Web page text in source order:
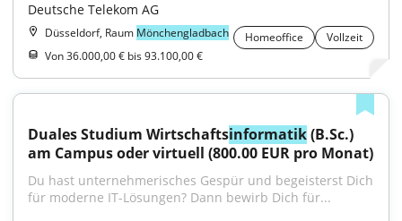
Deutsche Telekom AG
Düsseldorf, Raum Mönchengladbach Homeoffice
Vollzeit
Von 36.000,00 € bis 93.100,00 €
Duales Studium Wirtschaftsinformatik (B.Sc.)
am Campus oder virtuell (800.00 EUR pro Monat)
Du hast unternehmerisches Gespür und begeisterst Dich
für moderne IT-Lösungen? Dann bewirb Dich für...